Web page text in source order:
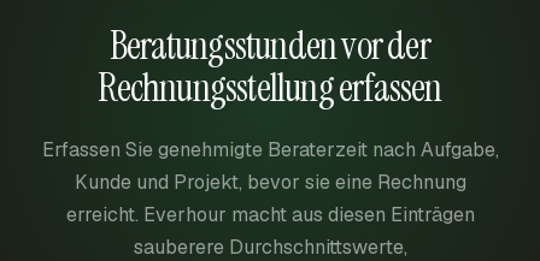
Beratungsstunden vor der
Rechnungsstellung erfassen
Erfassen Sie genehmigte Beraterzeit nach Aufgabe,
Kunde und Projekt, bevor sie eine Rechnung
erreicht. Everhour macht aus diesen Einträgen
sauberere Durchschnittswerte,